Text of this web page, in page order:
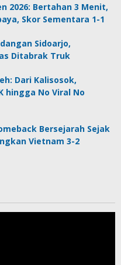
2026: Bertahan 3 Menit,
Skor Sementara 1-1
Sidoarjo,
Ditabrak Truk
Dari Kalisosok,
hingga No Viral No
Bersejarah Sejak
Vietnam 3-2